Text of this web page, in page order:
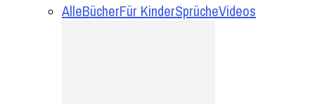
AlleBücherFür KinderSprücheVideos